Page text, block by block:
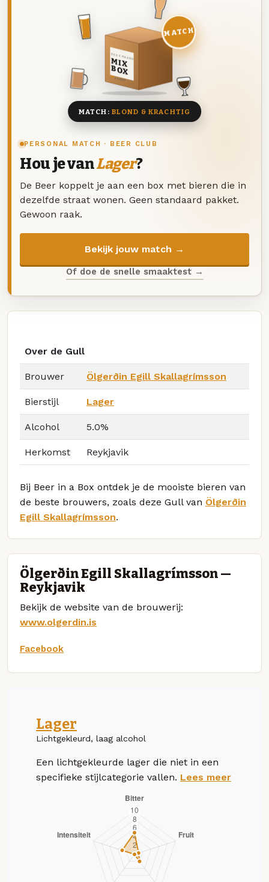
PERSONAL MATCH · BEER CLUB
Hou je vanLager?
De Beer koppelt je aan een box met bieren die in
dezelfde straat wonen. Geen standaard pakket.
Gewoon raak.
Bekijk jouw match →
Of doe de snelle smaaktest →
DEZE MAAND
MIX
BOX
8 BIEREN
MATCH
MATCH: BLOND & KRACHTIG
Over de Gull
Brouwer Ölgerðin Egill Skallagrímsson
Bierstijl Lager
Alcohol 5.0%
Herkomst Reykjavik
Bij Beer in a Box ontdek je de mooiste bieren van
de beste brouwers, zoals deze Gull van Ölgerðin
Egill Skallagrímsson.
Ölgerðin Egill Skallagrímsson —
Reykjavik
Bekijk de website van de brouwerij:
www.olgerdin.is
Facebook
Lager
Lichtgekleurd, laag alcohol
Een lichtgekleurde lager die niet in een
specifieke stijlcategorie vallen. Lees meer